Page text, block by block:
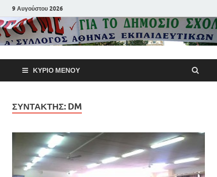
9 Αυγούστου 2026
Α΄
Αθηνών
Π.Ε.
ΚΎΡΙΟ ΜΕΝΟΎ
ΣΥΝΤΆΚΤΗΣ: DM